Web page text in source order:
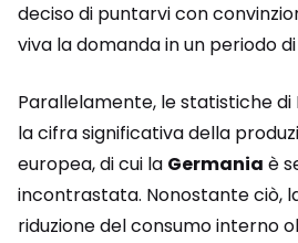
deciso di puntarvi con
viva la domanda in un periodo
Parallelamente, le statistiche di
la cifra significativa della
europea, di cui la Germania è
incontrastata. Nonostante ciò,
riduzione del consumo interno